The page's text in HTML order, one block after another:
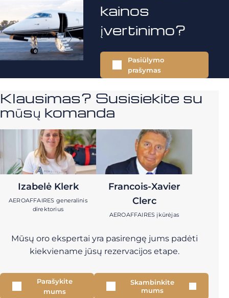
kainos
įvertinimo?
Pasiūlymo
prašymas
Klausimas? Susisiekite su
mūsų komanda
Izabelė Klerk
AEROAFFAIRES generalinis
direktorius
Francois-Xavier
Clerc
AEROAFFAIRES įkūrėjas
Mūsų oro ekspertai yra pasirengę jums padėti
kiekviename jūsų rezervacijos etape.
Parašykite
mums
Skambinkite
mums